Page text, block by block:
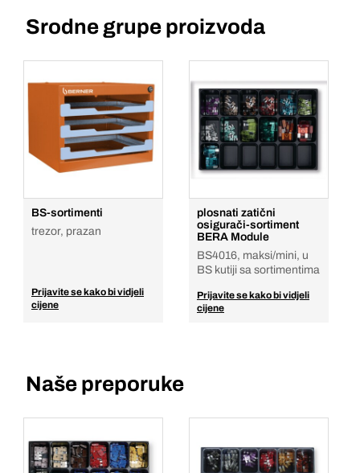
Srodne grupe proizvoda
BS-sortimenti
trezor, prazan
Prijavite se kako bi vidjeli
cijene
plosnati zatični
osigurači-sortiment
BERA Module
BS4016, maksi/mini, u
BS kutiji sa sortimentima
Prijavite se kako bi vidjeli
cijene
Naše preporuke